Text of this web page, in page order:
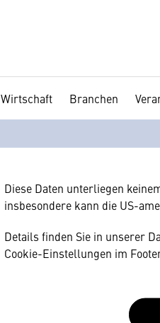
Wirtschaft Branchen
Wir benötigen Ihre
Diese Daten unterliegen
insbesondere kann die US-
Details finden Sie in unserer
Cookie-Einstellungen im